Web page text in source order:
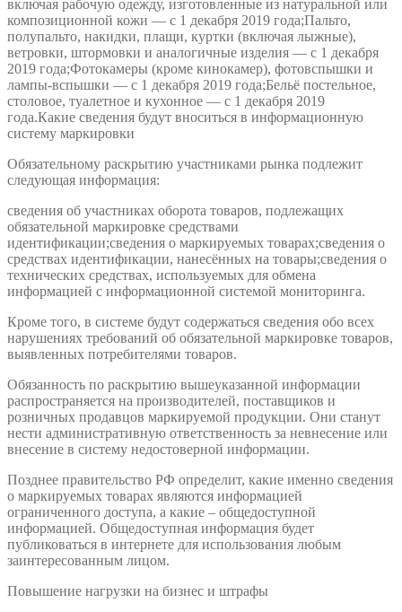
включая рабочую одежду, изготовленные из натуральной или
композиционной кожи — с 1 декабря 2019 года;Пальто,
полупальто, накидки, плащи, куртки (включая лыжные),
ветровки, штормовки и аналогичные изделия — с 1 декабря
2019 года;Фотокамеры (кроме кинокамер), фотовспышки и
лампы-вспышки — с 1 декабря 2019 года;Бельё постельное,
столовое, туалетное и кухонное — с 1 декабря 2019
года.Какие сведения будут вноситься в информационную
систему маркировки
Обязательному раскрытию участниками рынка подлежит
следующая информация:
сведения об участниках оборота товаров, подлежащих
обязательной маркировке средствами
идентификации;сведения о маркируемых товарах;сведения о
средствах идентификации, нанесённых на товары;сведения о
технических средствах, используемых для обмена
информацией с информационной системой мониторинга.
Кроме того, в системе будут содержаться сведения обо всех
нарушениях требований об обязательной маркировке товаров,
выявленных потребителями товаров.
Обязанность по раскрытию вышеуказанной информации
распространяется на производителей, поставщиков и
розничных продавцов маркируемой продукции. Они станут
нести административную ответственность за невнесение или
внесение в систему недостоверной информации.
Позднее правительство РФ определит, какие именно сведения
о маркируемых товарах являются информацией
ограниченного доступа, а какие – общедоступной
информацией. Общедоступная информация будет
публиковаться в интернете для использования любым
заинтересованным лицом.
Повышение нагрузки на бизнес и штрафы